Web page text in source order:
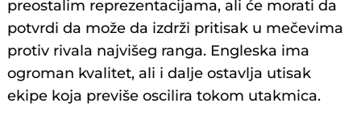
preostalim reprezentacijama, ali će morati da
potvrdi da može da izdrži pritisak u mečevima
protiv rivala najvišeg ranga. Engleska ima
ogroman kvalitet, ali i dalje ostavlja utisak
ekipe koja previše oscilira tokom utakmica.